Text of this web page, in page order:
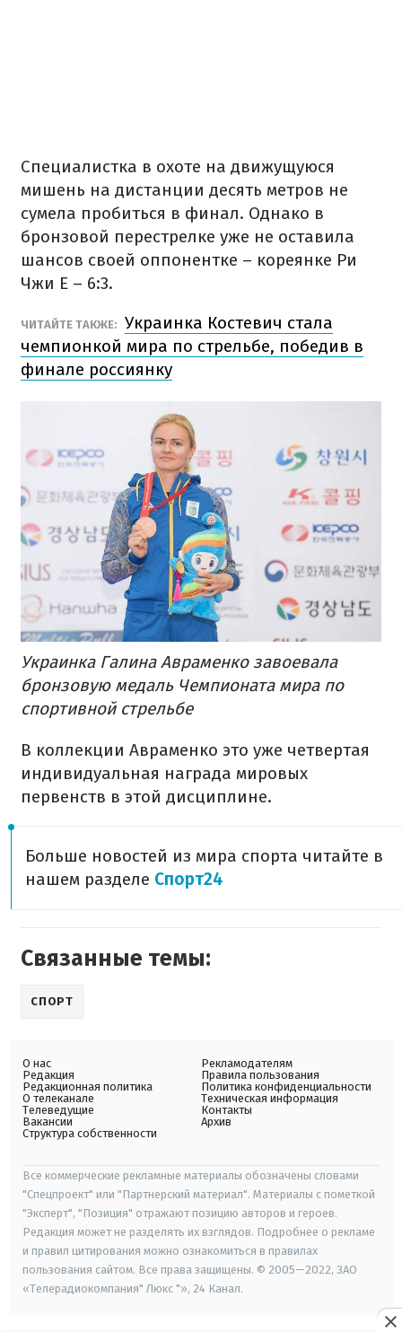
Специалистка в охоте на движущуюся
мишень на дистанции десять метров не
сумела пробиться в финал. Однако в
бронзовой перестрелке уже не оставила
шансов своей оппонентке – кореянке Ри
Чжи Е – 6:3.
ЧИТАЙТЕ ТАКЖЕ: Украинка Костевич стала
чемпионкой мира по стрельбе, победив в
финале россиянку
Украинка Галина Авраменко завоевала
бронзовую медаль Чемпионата мира по
спортивной стрельбе
В коллекции Авраменко это уже четвертая
индивидуальная награда мировых
первенств в этой дисциплине.
Больше новостей из мира спорта читайте в
нашем разделе Спорт24
Связанные темы:
СПОРТ
О нас
Редакция
Редакционная политика
О телеканале
Телеведущие
Вакансии
Структура собственности
Рекламодателям
Правила пользования
Политика конфиденциальности
Техническая информация
Контакты
Архив
Все коммерческие рекламные материалы обозначены словами
"Спецпроект" или "Партнерский материал". Материалы с пометкой
"Эксперт", "Позиция" отражают позицию авторов и героев.
Редакция может не разделять их взглядов. Подробнее о рекламе
и правил цитирования можно ознакомиться в правилах
пользования сайтом. Все права защищены. © 2005—2022, ЗАО
«Телерадиокомпания" Люкс "», 24 Канал.